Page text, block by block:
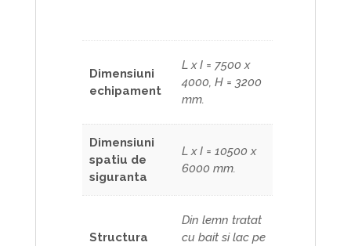
Dimensiuni
echipament
L x I = 7500 x
4000, H = 3200
mm.
Dimensiuni
spatiu de
siguranta
L x I = 10500 x
6000 mm.
Structura
Din lemn tratat
cu bait si lac pe